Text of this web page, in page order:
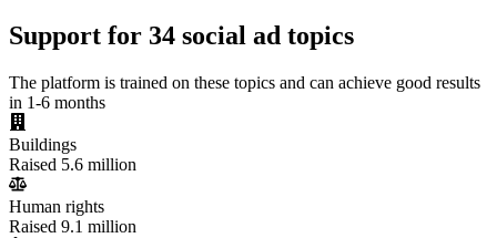
Support for 34 social ad topics
The platform is trained on these topics and can achieve good results
in 1-6 months
Buildings
Raised 5.6 million
Human rights
Raised 9.1 million